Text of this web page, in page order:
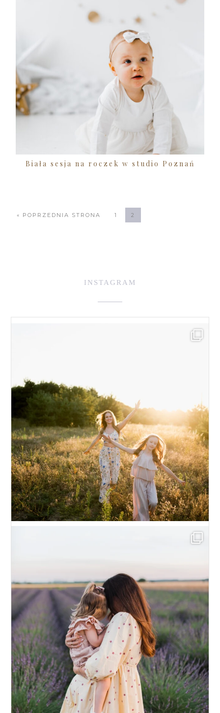
Biała sesja na roczek w studio Poznań
« POPRZEDNIA STRONA 1 2
INSTAGRAM